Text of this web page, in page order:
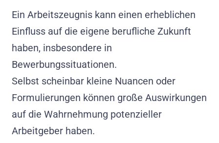
Ein Arbeitszeugnis kann einen erheblichen
Einfluss auf die eigene berufliche Zukunft
haben, insbesondere in
Bewerbungssituationen.
Selbst scheinbar kleine Nuancen oder
Formulierungen können große Auswirkungen
auf die Wahrnehmung potenzieller
Arbeitgeber haben.